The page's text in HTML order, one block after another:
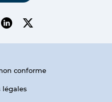
LinkedinTwitter
conforme
légales